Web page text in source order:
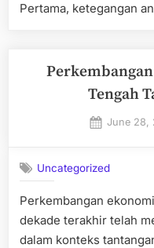
Pertama, ketegangan
Tengah
Posted
June 28,
Uncategorized
Perkembangan
dekade terakhir telah
dalam konteks